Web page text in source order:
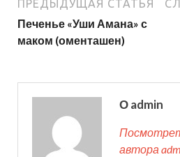
ПРЕДЫДУЩАЯ СТАТЬЯ
Печенье «Уши Амана» с
маком (оменташен)
О admin
автора